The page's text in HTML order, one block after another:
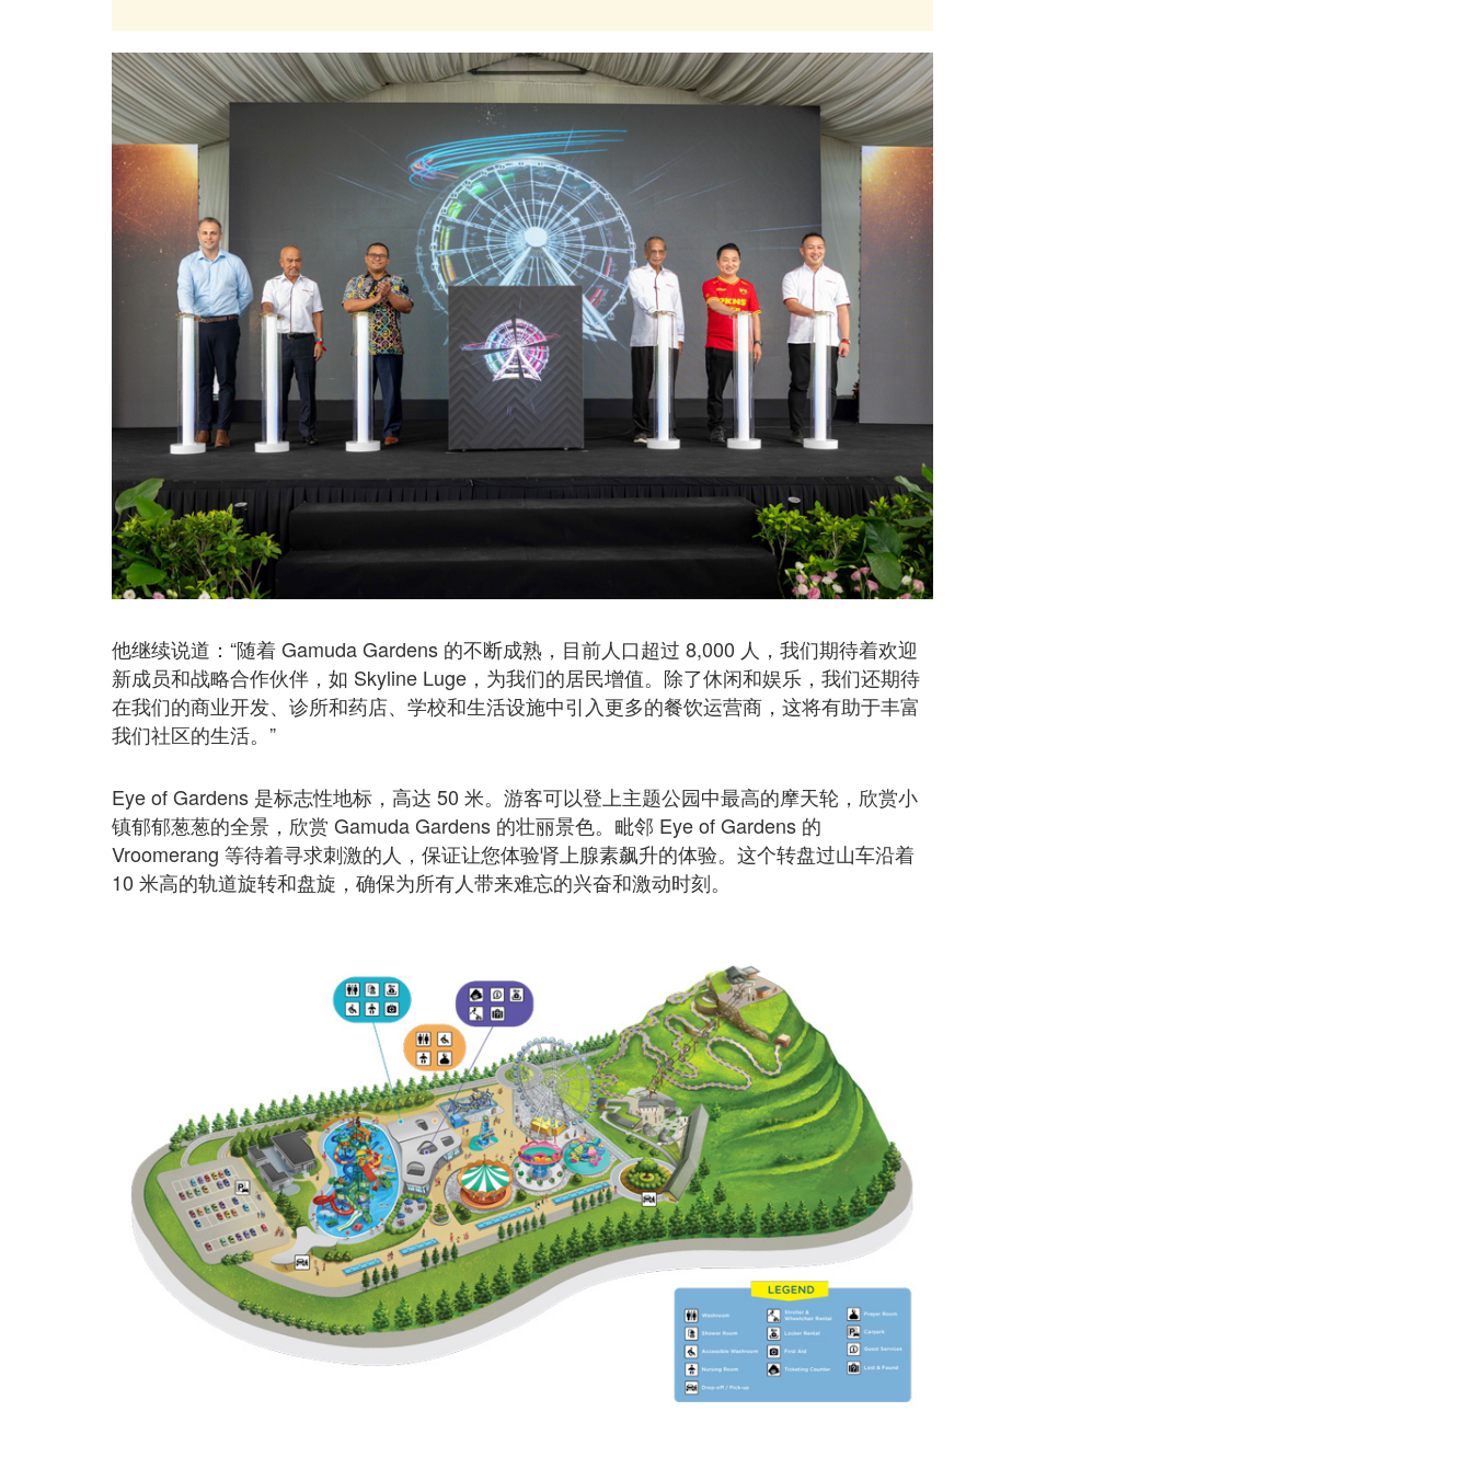
他继续说道：“随着 Gamuda Gardens 的不断成熟，目前人口超过 8,000 人，我们期待着欢迎
新成员和战略合作伙伴，如 Skyline Luge，为我们的居民增值。除了休闲和娱乐，我们还期待
在我们的商业开发、诊所和药店、学校和生活设施中引入更多的餐饮运营商，这将有助于丰富
我们社区的生活。”
Eye of Gardens 是标志性地标，高达 50 米。游客可以登上主题公园中最高的摩天轮，欣赏小
镇郁郁葱葱的全景，欣赏 Gamuda Gardens 的壮丽景色。毗邻 Eye of Gardens 的
Vroomerang 等待着寻求刺激的人，保证让您体验肾上腺素飙升的体验。这个转盘过山车沿着
10 米高的轨道旋转和盘旋，确保为所有人带来难忘的兴奋和激动时刻。